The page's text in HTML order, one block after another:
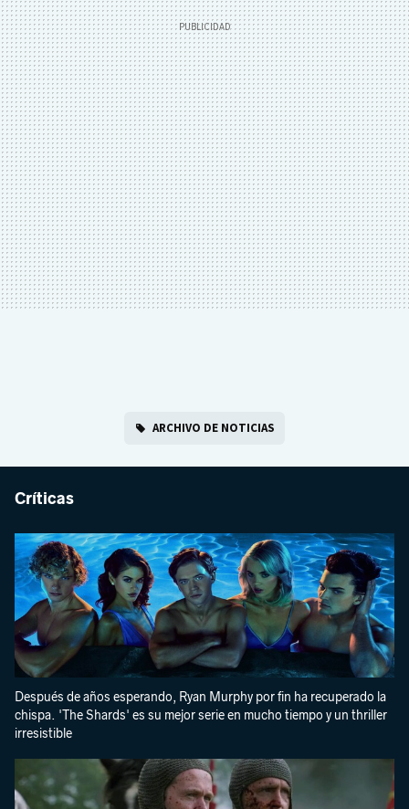
ARCHIVO DE NOTICIAS
Críticas
Después de años esperando, Ryan Murphy por fin ha recuperado la
chispa. 'The Shards' es su mejor serie en mucho tiempo y un thriller
irresistible